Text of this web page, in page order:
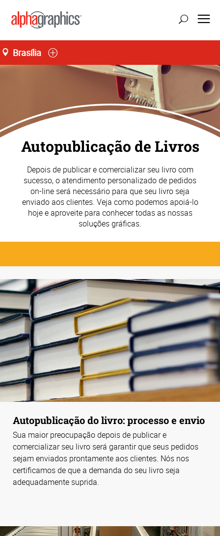
Brasília
Autopublicação de Livros
Depois de publicar e comercializar seu livro com
sucesso, o atendimento personalizado de pedidos
on-line será necessário para que seu livro seja
enviado aos clientes. Veja como podemos apoiá-lo
hoje e aproveite para conhecer todas as nossas
soluções gráficas.
Autopublicação do livro: processo e envio
Sua maior preocupação depois de publicar e
comercializar seu livro será garantir que seus pedidos
sejam enviados prontamente aos clientes. Nós nos
certificamos de que a demanda do seu livro seja
adequadamente suprida.